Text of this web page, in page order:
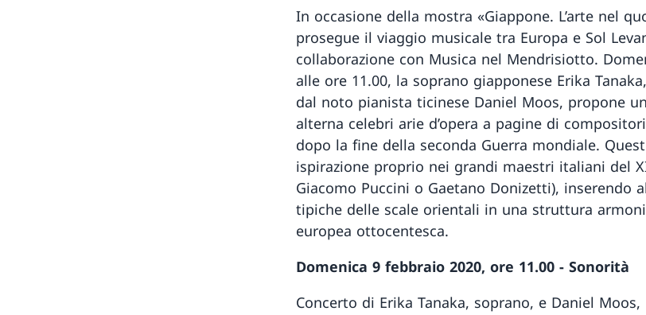
In occasione della mostra «Giappone. L’arte nel
prosegue il viaggio musicale tra Europa e Sol
collaborazione con Musica nel Mendrisiotto.
alle ore 11.00, la soprano giapponese Erika
dal noto pianista ticinese Daniel Moos, propone
alterna celebri arie d’opera a pagine di
dopo la fine della seconda Guerra mondiale.
ispirazione proprio nei grandi maestri italiani del
Giacomo Puccini o Gaetano Donizetti), inserendo
tipiche delle scale orientali in una struttura
europea ottocentesca.
Domenica 9 febbraio 2020, ore 11.00 − Sonorità
Concerto di Erika Tanaka, soprano, e Daniel